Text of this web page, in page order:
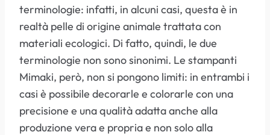
terminologie: infatti, in alcuni casi, questa è in
realtà pelle di origine animale trattata con
materiali ecologici. Di fatto, quindi, le due
terminologie non sono sinonimi. Le stampanti
Mimaki, però, non si pongono limiti: in entrambi i
casi è possibile decorarle e colorarle con una
precisione e una qualità adatta anche alla
produzione vera e propria e non solo alla